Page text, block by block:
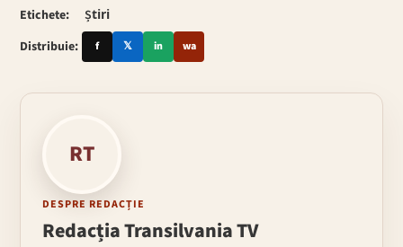
Etichete:
Știri
Distribuie:
f 𝕏 in wa
RT
DESPRE REDACȚIE
Redacția Transilvania TV